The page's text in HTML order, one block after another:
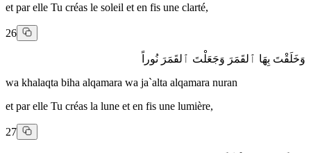
et par elle Tu créas le soleil et en fis une clarté,
26
وَخَلَقْتَ بِهَا ٱلقَمَرَ وَجَعَلْتَ ٱلقَمَرَ نُوراً
wa khalaqta biha alqamara wa ja`alta alqamara nuran
et par elle Tu créas la lune et en fis une lumière,
27